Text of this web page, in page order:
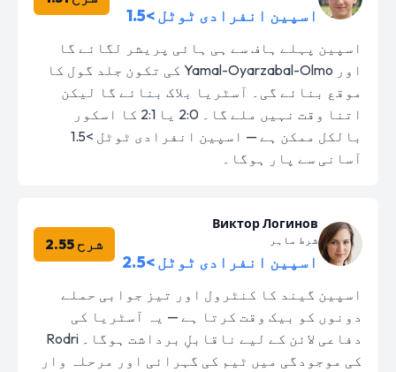
اسپین انفرادی ٹوٹل >1.5
اسپین پہلے ہاف سے ہی ہائی پریشر لگائے گا
اور Yamal-Oyarzabal-Olmo کی تکون جلد گول کا
موقع بنائے گی۔ آسٹریا بلاک بنائے گا لیکن
اتنا وقت نہیں ملے گا۔ 2:0 یا 2:1 کا اسکور
بالکل ممکن ہے — اسپین انفرادی ٹوٹل >1.5
آسانی سے پار ہوگا۔
Виктор Логинов
شرط ماہر
اسپین انفرادی ٹوٹل >2.5
شرح 2.55
اسپین گیند کا کنٹرول اور تیز جوابی حملے
دونوں کو بیک وقت کرتا ہے — یہ آسٹریا کی
دفاعی لائن کے لیے ناقابلِ برداشت ہوگا۔ Rodri
کی موجودگی میں ٹیم کی گہرائی اور مرحلہ وار